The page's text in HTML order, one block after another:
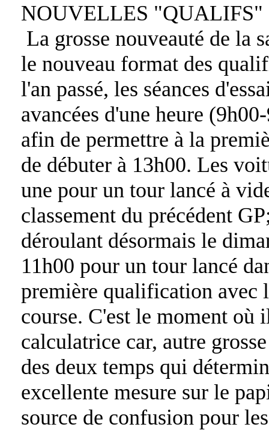
NOUVELLES "QUALIFS"
La grosse nouveauté de la
le nouveau format des
l'an passé, les séances
avancées d'une heure
afin de permettre à la
de débuter à 13h00. Les
une pour un tour lancé à
classement du précédent
déroulant désormais le
11h00 pour un tour lancé
première qualification avec
course. C'est le moment où
calculatrice car, autre
des deux temps qui
excellente mesure sur le
source de confusion pour